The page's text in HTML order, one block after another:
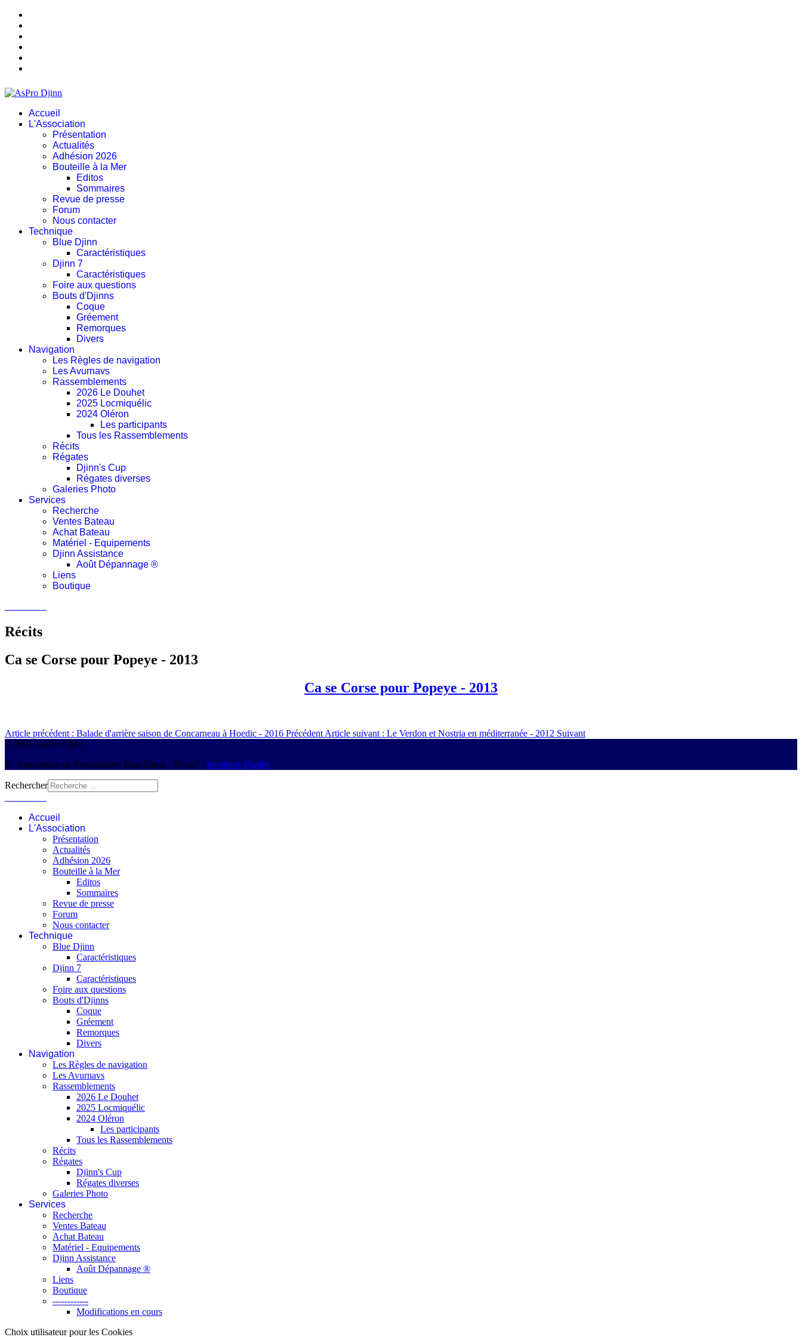
Accueil
L'Association
Présentation
Actualités
Adhésion 2026
Bouteille à la Mer
Editos
Sommaires
Revue de presse
Forum
Nous contacter
Technique
Blue Djinn
Caractéristiques
Djinn 7
Caractéristiques
Foire aux questions
Bouts d'Djinns
Coque
Gréement
Remorques
Divers
Navigation
Les Règles de navigation
Les Avurnavs
Rassemblements
2026 Le Douhet
2025 Locmiquélic
2024 Oléron
Les participants
Tous les Rassemblements
Récits
Régates
Djinn's Cup
Régates diverses
Galeries Photo
Services
Recherche
Ventes Bateau
Achat Bateau
Matériel - Equipements
Djinn Assistance
Août Dépannage ®
Liens
Boutique
Récits
Ca se Corse pour Popeye - 2013
Ca se Corse pour Popeye - 2013
Article précédent : Balade d'arrière saison de Concarneau à Hoedic - 2016 Précédent Article suivant : Le Verdon et Nostria en méditerranée - 2012 Suivant
© 2026 AsPro Djinn
© Association de Propriétaires Blue Djinn - Djinn7 - mentions légales
Rechercher
Accueil
L'Association
Présentation
Actualités
Adhésion 2026
Bouteille à la Mer
Editos
Sommaires
Revue de presse
Forum
Nous contacter
Technique
Blue Djinn
Caractéristiques
Djinn 7
Caractéristiques
Foire aux questions
Bouts d'Djinns
Coque
Gréement
Remorques
Divers
Navigation
Les Règles de navigation
Les Avurnavs
Rassemblements
2026 Le Douhet
2025 Locmiquélic
2024 Oléron
Les participants
Tous les Rassemblements
Récits
Régates
Djinn's Cup
Régates diverses
Galeries Photo
Services
Recherche
Ventes Bateau
Achat Bateau
Matériel - Equipements
Djinn Assistance
Août Dépannage ®
Liens
Boutique
------------
Modifications en cours
Choix utilisateur pour les Cookies